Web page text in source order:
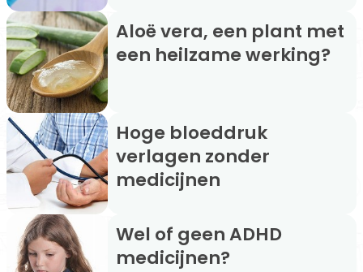
Aloë vera, een plant met
een heilzame werking?
Hoge bloeddruk
verlagen zonder
medicijnen
Wel of geen ADHD
medicijnen?